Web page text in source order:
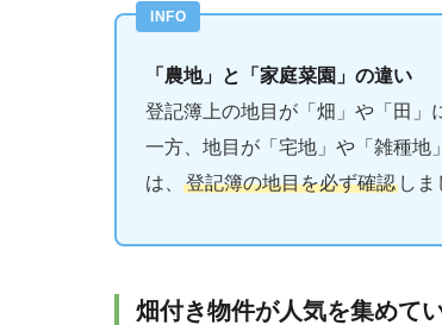
「農地」と「家庭菜園」の違い
登記簿上の地目が「畑」や「田」
一方、地目が「宅地」や「雑種地
は、
登記簿の地目を必ず確認 しま
畑付き物件が人気を集めて